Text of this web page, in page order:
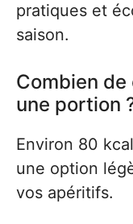
pratiques et
saison.
Combien
une portion
Environ 80
une option
vos apéritifs.